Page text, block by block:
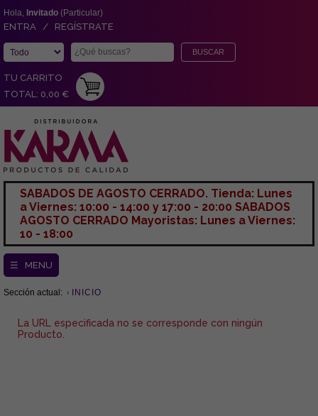
Hola, Invitado (Particular)
ENTRA / REGÍSTRATE
TU CARRITO
TOTAL: 0,00 €
SABADOS DE AGOSTO CERRADO. Tienda: Lunes
a Viernes: 10:00 - 14:00 y 17:00 - 20:00 SABADOS
AGOSTO CERRADO Mayoristas: Lunes a Viernes:
10 - 18:00
☰ MENU
Sección actual: INICIO
La URL especificada no se corresponde con ningún
Producto.